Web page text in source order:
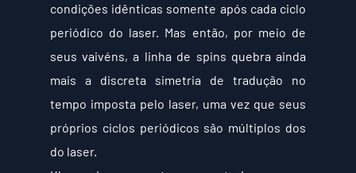
condições idênticas somente após cada ciclo
periódico do laser. Mas então, por meio de
seus vaivéns, a linha de spins quebra ainda
mais a discreta simetria de tradução no
tempo imposta pelo laser, uma vez que seus
próprios ciclos periódicos são múltiplos dos
do laser.